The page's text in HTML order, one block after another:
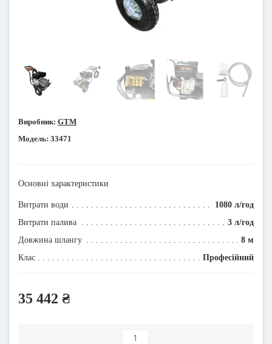
Виробник: GTM
Модель: 33471
Основні характеристики
Витрати води
1080 л/год
Витрати палива
3 л/год
Довжина шлангу
8 м
Клас
Професійний
35 442 ₴